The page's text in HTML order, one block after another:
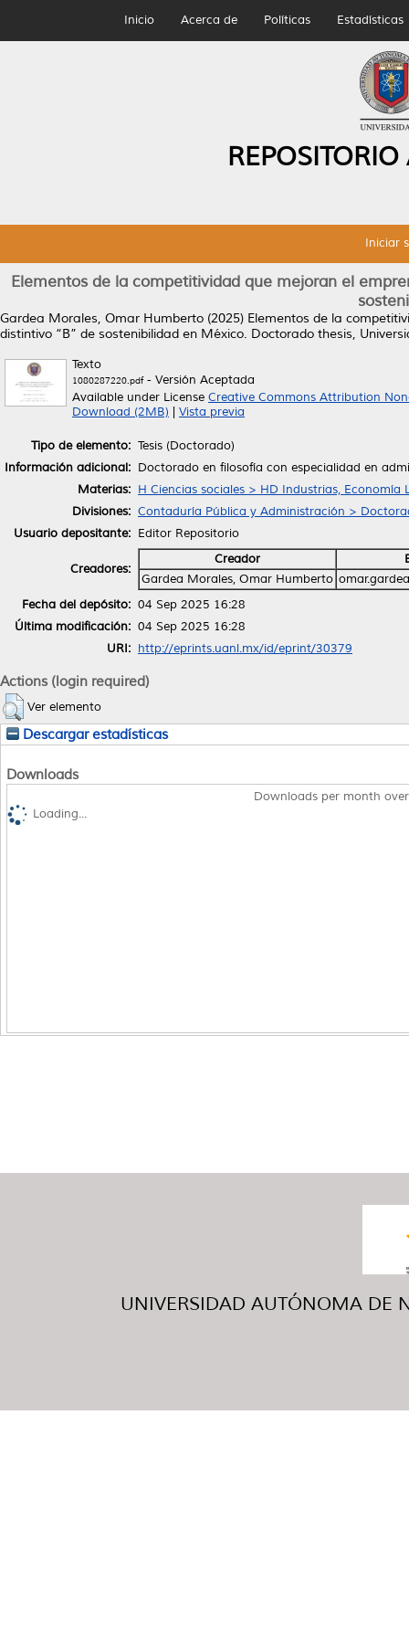
Inicio Acerca de Políticas Estadísticas
Iniciar
Elementos de la competitividad que mejoran el
Gardea Morales, Omar Humberto (2025) Elementos de la
distintivo “B” de sostenibilidad en México. Doctorado thesis,
Texto
1080287220.pdf- Versión Aceptada
Available under License Creative Commons Attribution
Download (2MB)
Vista previa
Tipo de elemento: Tesis (Doctorado)
Información adicional: Doctorado en filosofía con especialidad en
Materias: H Ciencias sociales > HD Industrias, Economía
Divisiones: Contaduría Pública y Administración >
Usuario depositante: Editor Repositorio
Creadores:
Creador
Gardea Morales, Omar Humberto
Fecha del depósito: 04 Sep 2025 16:28
Última modificación: 04 Sep 2025 16:28
URI: http://eprints.uanl.mx/id/eprint/30379
Actions (login required)
Ver elemento
Descargar estadísticas
Downloads
Downloads per month
Loading...
UNIVERSIDAD AUTÓNOMA DE